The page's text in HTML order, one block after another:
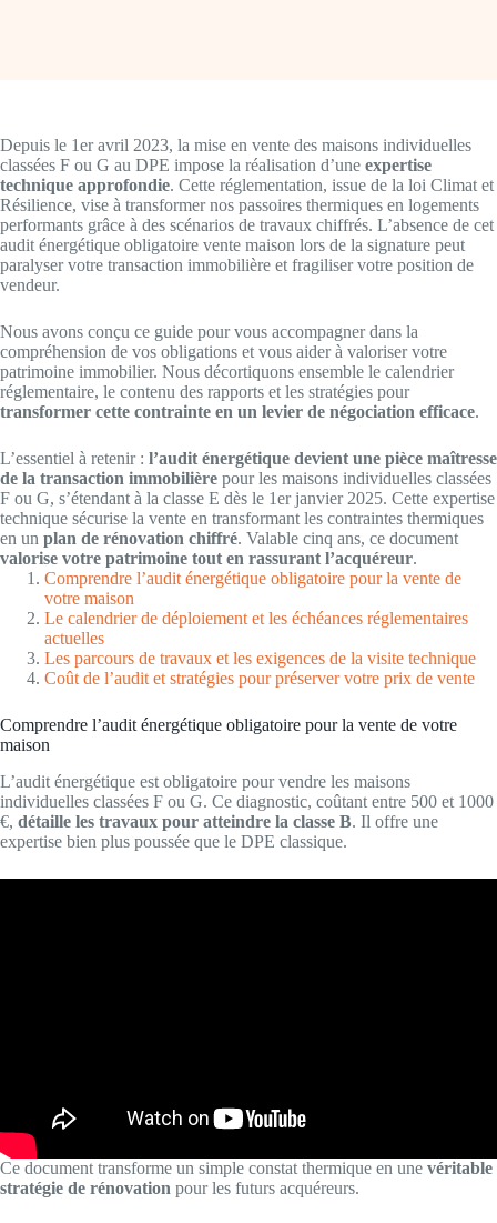
Depuis le 1er avril 2023, la mise en vente des maisons individuelles
classées F ou G au DPE impose la réalisation d’une expertise
technique approfondie. Cette réglementation, issue de la loi Climat et
Résilience, vise à transformer nos passoires thermiques en logements
performants grâce à des scénarios de travaux chiffrés. L’absence de cet
audit énergétique obligatoire vente maison lors de la signature peut
paralyser votre transaction immobilière et fragiliser votre position de
vendeur.
Nous avons conçu ce guide pour vous accompagner dans la
compréhension de vos obligations et vous aider à valoriser votre
patrimoine immobilier. Nous décortiquons ensemble le calendrier
réglementaire, le contenu des rapports et les stratégies pour
transformer cette contrainte en un levier de négociation efficace.
L’essentiel à retenir : l’audit énergétique devient une pièce maîtresse
de la transaction immobilière pour les maisons individuelles classées
F ou G, s’étendant à la classe E dès le 1er janvier 2025. Cette expertise
technique sécurise la vente en transformant les contraintes thermiques
en un plan de rénovation chiffré. Valable cinq ans, ce document
valorise votre patrimoine tout en rassurant l’acquéreur.
Comprendre l’audit énergétique obligatoire pour la vente de
votre maison
Le calendrier de déploiement et les échéances réglementaires
actuelles
Les parcours de travaux et les exigences de la visite technique
Coût de l’audit et stratégies pour préserver votre prix de vente
Comprendre l’audit énergétique obligatoire pour la vente de votre
maison
L’audit énergétique est obligatoire pour vendre les maisons
individuelles classées F ou G. Ce diagnostic, coûtant entre 500 et 1000
€, détaille les travaux pour atteindre la classe B. Il offre une
expertise bien plus poussée que le DPE classique.
Ce document transforme un simple constat thermique en une véritable
stratégie de rénovation pour les futurs acquéreurs.